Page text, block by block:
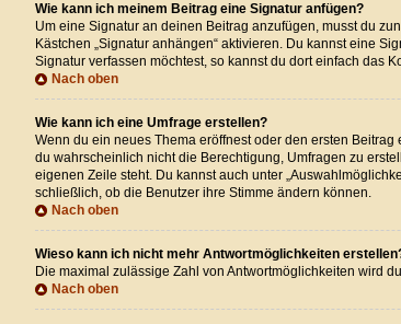
Wie kann ich meinem Beitrag eine Signatur anfügen?
Um eine Signatur an deinen Beitrag anzufügen, musst du
Kästchen „Signatur anhängen“ aktivieren. Du kannst eine
Signatur verfassen möchtest, so kannst du dort einfach das
Nach oben
Wie kann ich eine Umfrage erstellen?
Wenn du ein neues Thema eröffnest oder den ersten
du wahrscheinlich nicht die Berechtigung, Umfragen zu
eigenen Zeile steht. Du kannst auch unter
schließlich, ob die Benutzer ihre Stimme ändern können.
Nach oben
Wieso kann ich nicht mehr Antwortmöglichkeiten
Die maximal zulässige Zahl von Antwortmöglichkeiten wird
Nach oben